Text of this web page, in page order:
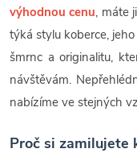
výhodnou cenu, máte
týká stylu koberce, jeho
šmrnc a originalitu,
návštěvám.
nabízíme ve stejných
Proč si zamilujete